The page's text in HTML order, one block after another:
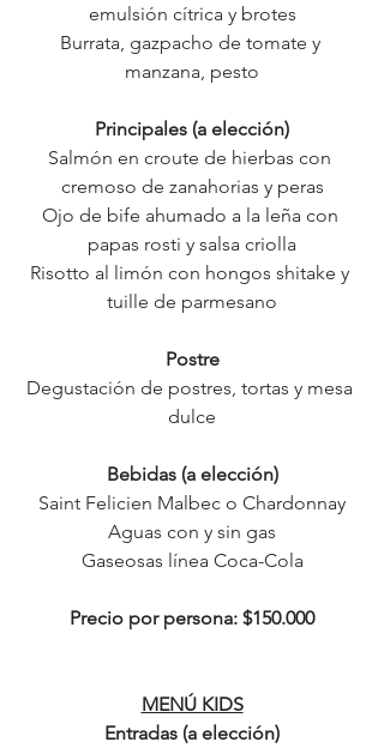
emulsión cítrica y brotes
Burrata, gazpacho de tomate y
manzana, pesto
Principales (a elección)
Salmón en croute de hierbas con
cremoso de zanahorias y peras
Ojo de bife ahumado a la leña con
papas rosti y salsa criolla
Risotto al limón con hongos shitake y
tuille de parmesano
Postre
Degustación de postres, tortas y mesa
dulce
Bebidas (a elección)
Saint Felicien Malbec o Chardonnay
Aguas con y sin gas
Gaseosas línea Coca-Cola
Precio por persona: $150.000
MENÚ KIDS
Entradas (a elección)